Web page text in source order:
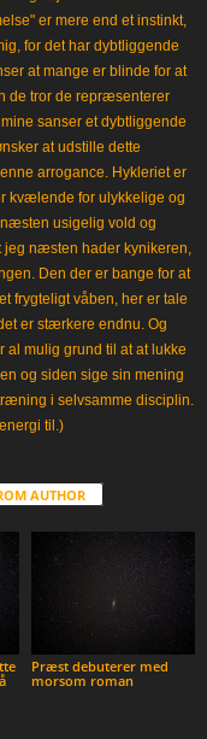
er mere end et instinkt,
for det har dybtliggende
at mange er blinde for at
de tror de repræsenterer
sanser et dybtliggende
at udstille dette
arrogance. Hykleriet er
kvælende for ulykkelige og
usigelig vold og
jeg næsten hader kynikeren,
Den der er bange for at
frygteligt våben, her er tale
er stærkere endnu. Og
al mulig grund til at at lukke
og siden sige sin mening
i selvsamme disciplin.
til.)
AUTHOR
Præst debuterer med
morsom roman